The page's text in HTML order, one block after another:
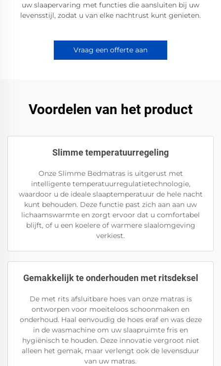
uw slaapervaring met functies die aansluiten bij uw
levensstijl, zodat u van elke nachtrust kunt genieten.
Vraag een offerte aan
Voordelen van het product
Slimme temperatuurregeling
Onze Slimme Bedmatras is uitgerust met
intelligente temperatuurregulatietechnologie,
waardoor u de ideale slaaptemperatuur de hele nacht
kunt behouden. Deze functie past zich aan aan uw
lichaamswarmte en zorgt ervoor dat u comfortabel
blijft, of u een koelere of warmere slaalomgeving
verkiest.
Gemakkelijk te onderhouden met ritsdeksel
De met rits afsluitbare hoes van onze matras is
ontworpen voor moeiteloos schoonmaken en
onderhoud. Haal eenvoudig de hoes eraf en was deze
in de wasmachine om uw slaapruimte fris en
hygiënisch te houden. Deze innovatie vergroot niet
alleen het gemak, maar verlengt ook de levensduur
van uw matras.